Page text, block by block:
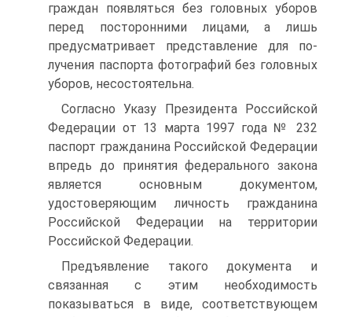
граждан появляться без головных уборов
перед посторонними лицами, а лишь
предусматривает представление для по-
лучения паспорта фотографий без головных
уборов, несостоятельна.
Согласно Указу Президента Российской
Федерации от 13 марта 1997 года № 232
паспорт гражданина Российской Федерации
впредь до принятия федерального закона
является основным документом,
удостоверяющим личность гражданина
Российской Федерации на территории
Российской Федерации.
Предъявление такого документа и
связанная с этим необходимость
показываться в виде, соответствующем